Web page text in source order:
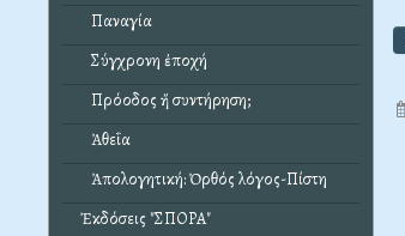
Παναγία
Σύγχρονη ἐποχή
Πρόοδος ἤ συντήρηση;
Ἀθεΐα
Ἀπολογητική: Ὀρθός λόγος-Πίστη
Ἐκδόσεις "ΣΠΟΡΑ"